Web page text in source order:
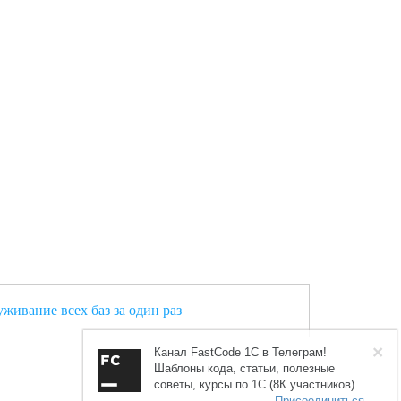
всех баз за один раз
×
Канал FastCode 1C в Телеграм!
Шаблоны кода, статьи, полезные
советы, курсы по 1С (8К участников)